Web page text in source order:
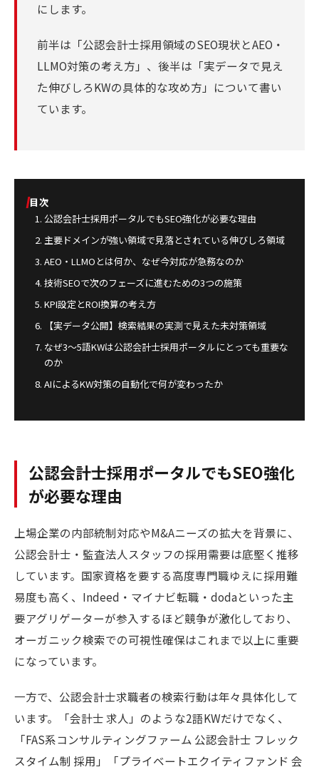
にします。
前半は「公認会計士採用領域のSEO現状とAEO・
LLMO対策の考え方」、後半は「実データで見え
た伸びしろKWの具体的な攻め方」について書い
ています。
目次
公認会計士採用ポータルでもSEO強化が必要な理由
主要ドメインが強い領域で見落とされている伸びしろ領域
AEO・LLMOとは何か、なぜ今対応が急務なのか
技術SEOで次のフェーズに進むための3つの施策
KPI設定とROI換算の考え方
【実データ公開】検索結果の実測で見えた未対策領域
なぜ3〜5語KWは公認会計士採用ポータルにとっても重要な
のか
AIによるKW対策の自動化で何が変わったか
公認会計士採用ポータルでもSEO強化
が必要な理由
上場企業の内部統制対応やM&Aニーズの拡大を背景に、
公認会計士・監査法人スタッフの採用需要は底堅く推移
しています。国家資格を要する高度専門職ゆえに採用難
易度も高く、Indeed・マイナビ転職・dodaといった主
要アグリゲーターが参入するほど競争が激化しており、
オーガニック検索での可視性確保はこれまで以上に重要
になっています。
一方で、公認会計士求職者の検索行動は年々具体化して
います。「会計士 求人」のような2語KWだけでなく、
「FAS系コンサルティングファーム 公認会計士 フレック
スタイム制 採用」「プライベートエクイティファンド 会